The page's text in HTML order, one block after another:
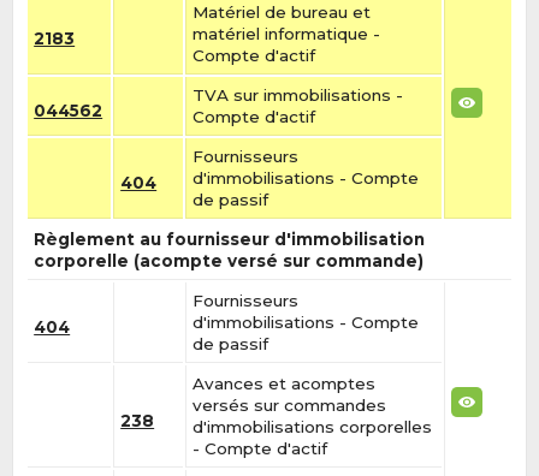
2183
Matériel de bureau et
matériel informatique -
Compte d'actif
044562
TVA sur immobilisations -
Compte d'actif
404
Fournisseurs
d'immobilisations - Compte
de passif
Règlement au fournisseur d'immobilisation
corporelle (acompte versé sur commande)
404
Fournisseurs
d'immobilisations - Compte
de passif
238
Avances et acomptes
versés sur commandes
d'immobilisations corporelles
- Compte d'actif